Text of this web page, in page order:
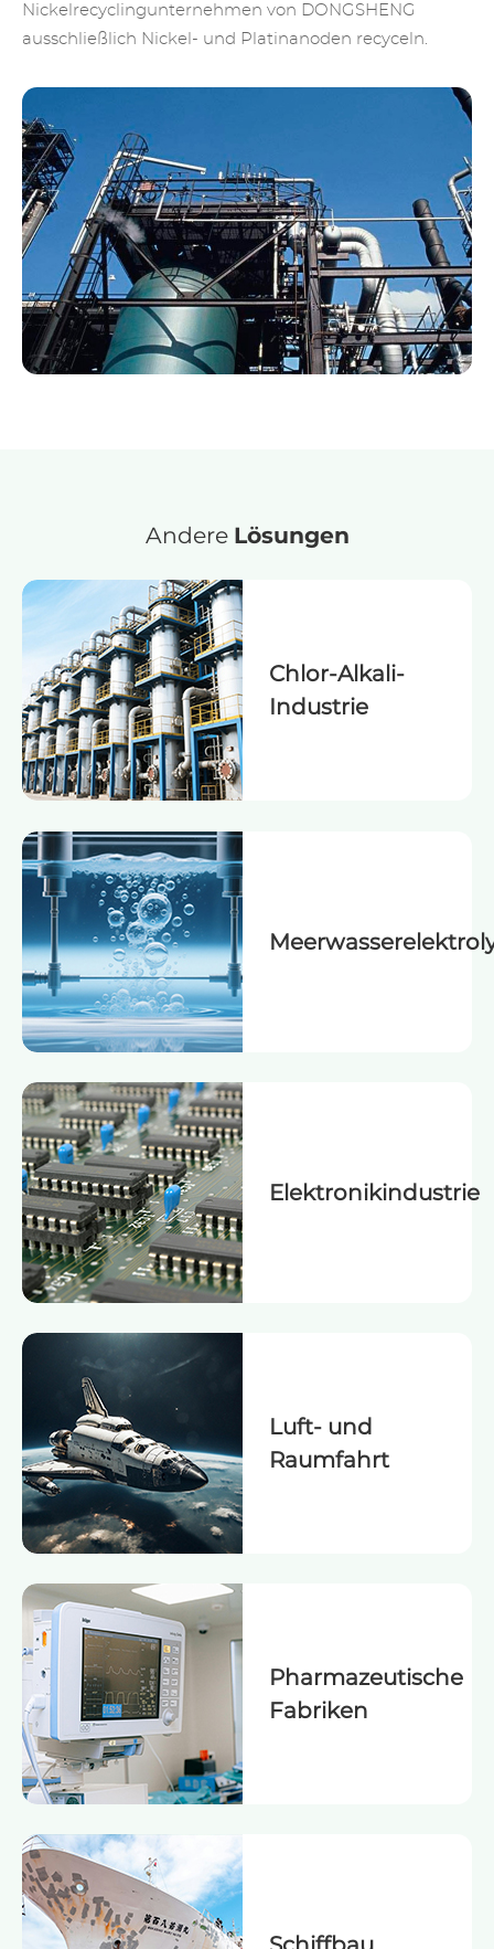
Nickelrecyclingunternehmen von DONGSHENG
ausschließlich Nickel- und Platinanoden recyceln.
Andere Lösungen
Chlor-Alkali-
Industrie
Elektronikindustrie
Luft- und
Raumfahrt
Pharmazeutische
Fabriken